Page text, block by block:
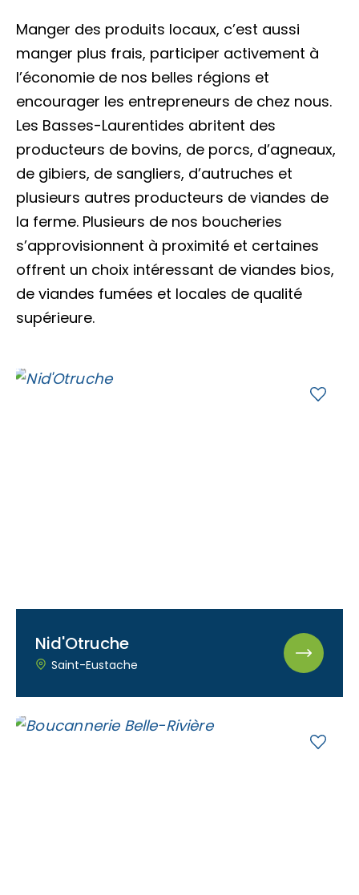
Restaurants
Escapades bien-être
Trouvez des escapades
Blogue
Carte des attraits
Calendrier
Mariages
Accès membre
Nous joindre
Manger des produits locaux, c’est aussi
manger plus frais, participer activement à
l’économie de nos belles régions et
encourager les entrepreneurs de chez nous.
Les Basses-Laurentides abritent des
producteurs de bovins, de porcs, d’agneaux,
de gibiers, de sangliers, d’autruches et
plusieurs autres producteurs de viandes de
la ferme. Plusieurs de nos boucheries
s’approvisionnent à proximité et certaines
offrent un choix intéressant de viandes bios,
de viandes fumées et locales de qualité
supérieure.
Nid'Otruche
Saint-Eustache